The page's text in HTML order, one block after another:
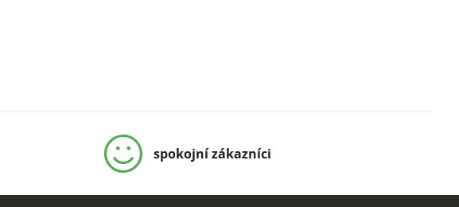
spokojní zákazníci